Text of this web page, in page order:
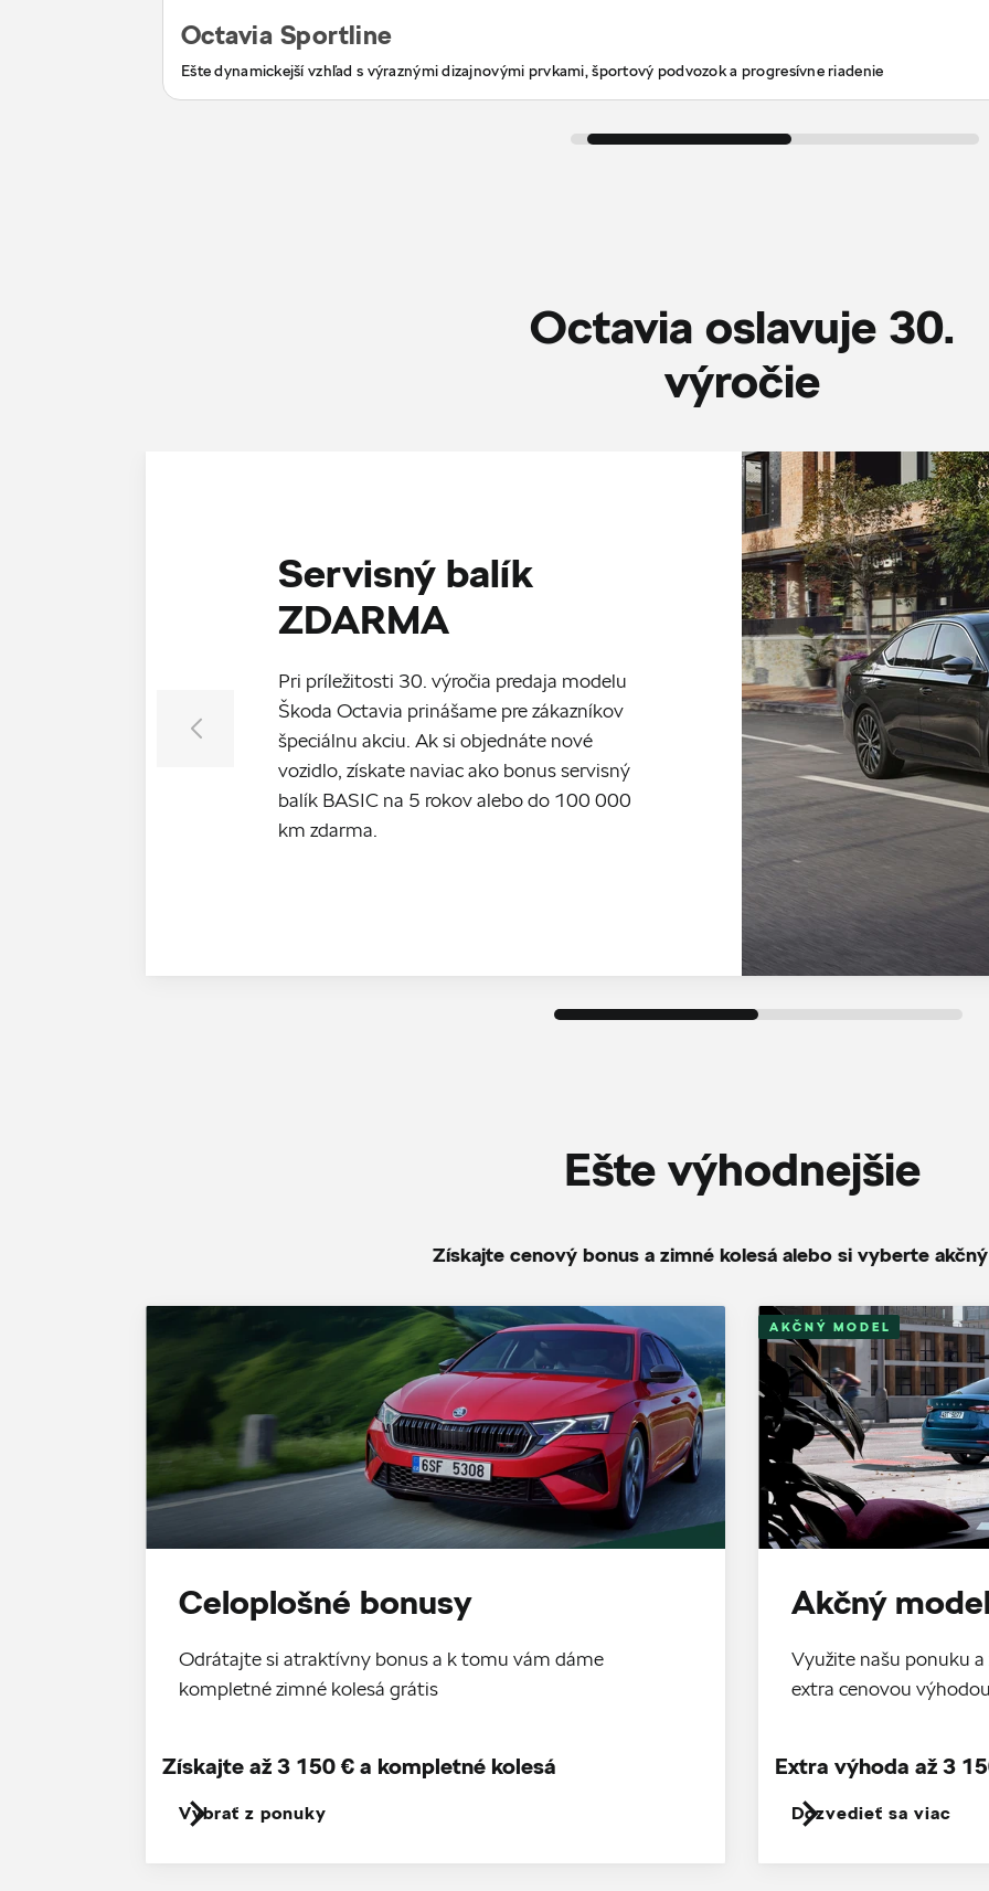
Octavia Sportline
Ešte dynamickejší vzhľad s výraznými dizajnovými prvkami, športový podvozok a progresívne riadenie
Octavia oslavuje 30.
‎výročie
Servisný balík
ZDARMA
Pri príležitosti 30. výročia predaja modelu
Škoda Octavia prinášame pre zákazníkov
špeciálnu akciu. Ak si objednáte nové
vozidlo, získate naviac ako bonus servisný
balík BASIC na 5 rokov alebo do 100 000
km zdarma.
Ešte výhodnejšie
Získajte cenový bonus a zimné kolesá alebo si vyberte
Celoplošné bonusy
Odrátajte si atraktívny bonus a k tomu vám dáme
kompletné zimné kolesá grátis
Vybrať z ponuky
Získajte až 3 150 € a kompletné kolesá
AKČNÝ MODEL
Akčný
Využite našu ponuku
extra cenovou výhodou
Dozvedieť sa viac
Extra výhoda až 3